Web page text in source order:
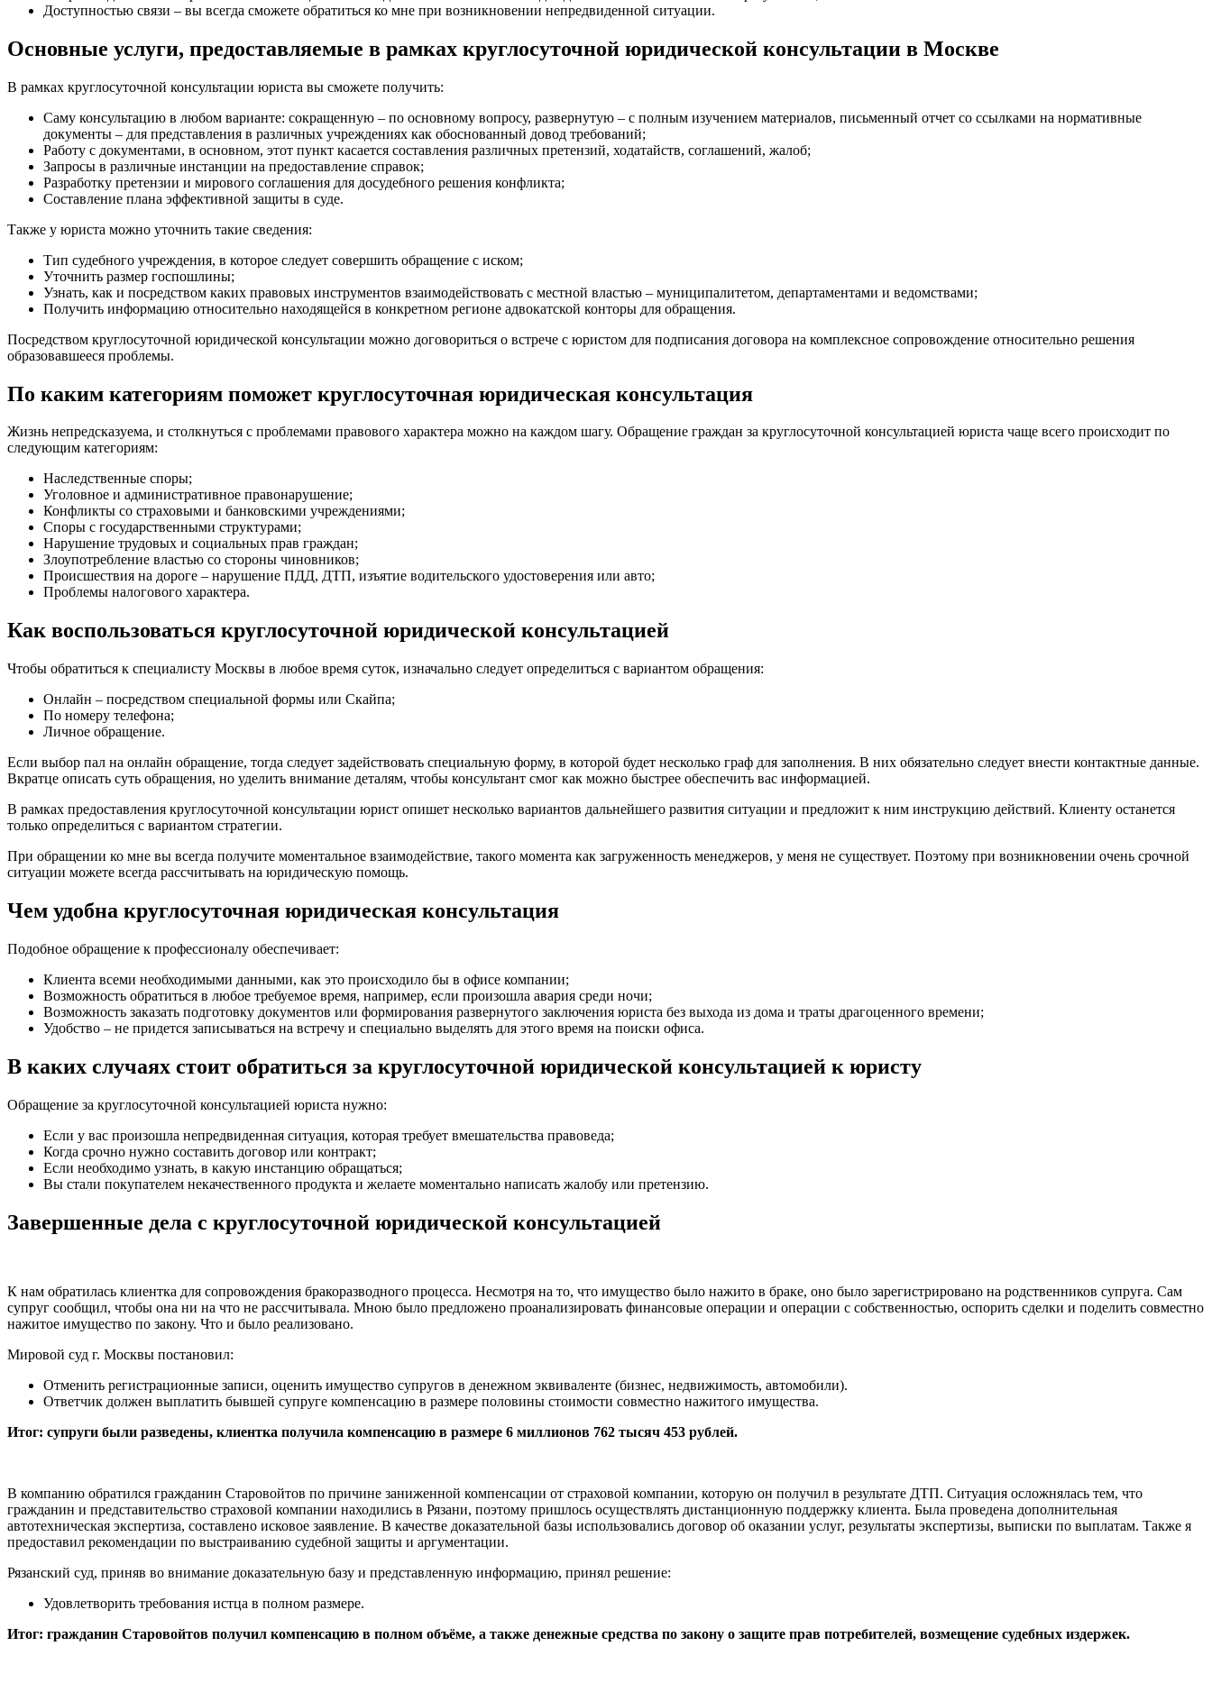
Доступностью связи – вы всегда сможете обратиться ко мне при возникновении непредвиденной ситуации.
Основные услуги, предоставляемые в рамках круглосуточной юридической консультации в Москве
В рамках круглосуточной консультации юриста вы сможете получить:
Саму консультацию в любом варианте: сокращенную – по основному вопросу, развернутую – с полным изучением материалов, письменный отчет со ссылками на нормативные
документы – для представления в различных учреждениях как обоснованный довод требований;
Работу с документами, в основном, этот пункт касается составления различных претензий, ходатайств, соглашений, жалоб;
Запросы в различные инстанции на предоставление справок;
Разработку претензии и мирового соглашения для досудебного решения конфликта;
Составление плана эффективной защиты в суде.
Также у юриста можно уточнить такие сведения:
Тип судебного учреждения, в которое следует совершить обращение с иском;
Уточнить размер госпошлины;
Узнать, как и посредством каких правовых инструментов взаимодействовать с местной властью – муниципалитетом, департаментами и ведомствами;
Получить информацию относительно находящейся в конкретном регионе адвокатской конторы для обращения.
Посредством круглосуточной юридической консультации можно договориться о встрече с юристом для подписания договора на комплексное сопровождение относительно решения
образовавшееся проблемы.
По каким категориям поможет круглосуточная юридическая консультация
Жизнь непредсказуема, и столкнуться с проблемами правового характера можно на каждом шагу. Обращение граждан за круглосуточной консультацией юриста чаще всего происходит по
следующим категориям:
Наследственные споры;
Уголовное и административное правонарушение;
Конфликты со страховыми и банковскими учреждениями;
Споры с государственными структурами;
Нарушение трудовых и социальных прав граждан;
Злоупотребление властью со стороны чиновников;
Происшествия на дороге – нарушение ПДД, ДТП, изъятие водительского удостоверения или авто;
Проблемы налогового характера.
Как воспользоваться круглосуточной юридической консультацией
Чтобы обратиться к специалисту Москвы в любое время суток, изначально следует определиться с вариантом обращения:
Онлайн – посредством специальной формы или Скайпа;
По номеру телефона;
Личное обращение.
Если выбор пал на онлайн обращение, тогда следует задействовать специальную форму, в которой будет несколько граф для заполнения. В них обязательно следует внести контактные данные.
Вкратце описать суть обращения, но уделить внимание деталям, чтобы консультант смог как можно быстрее обеспечить вас информацией.
В рамках предоставления круглосуточной консультации юрист опишет несколько вариантов дальнейшего развития ситуации и предложит к ним инструкцию действий. Клиенту останется
только определиться с вариантом стратегии.
При обращении ко мне вы всегда получите моментальное взаимодействие, такого момента как загруженность менеджеров, у меня не существует. Поэтому при возникновении очень срочной
ситуации можете всегда рассчитывать на юридическую помощь.
Чем удобна круглосуточная юридическая консультация
Подобное обращение к профессионалу обеспечивает:
Клиента всеми необходимыми данными, как это происходило бы в офисе компании;
Возможность обратиться в любое требуемое время, например, если произошла авария среди ночи;
Возможность заказать подготовку документов или формирования развернутого заключения юриста без выхода из дома и траты драгоценного времени;
Удобство – не придется записываться на встречу и специально выделять для этого время на поиски офиса.
В каких случаях стоит обратиться за круглосуточной юридической консультацией к юристу
Обращение за круглосуточной консультацией юриста нужно:
Если у вас произошла непредвиденная ситуация, которая требует вмешательства правоведа;
Когда срочно нужно составить договор или контракт;
Если необходимо узнать, в какую инстанцию обращаться;
Вы стали покупателем некачественного продукта и желаете моментально написать жалобу или претензию.
Завершенные дела с круглосуточной юридической консультацией
К нам обратилась клиентка для сопровождения бракоразводного процесса. Несмотря на то, что имущество было нажито в браке, оно было зарегистрировано на родственников супруга. Сам
супруг сообщил, чтобы она ни на что не рассчитывала. Мною было предложено проанализировать финансовые операции и операции с собственностью, оспорить сделки и поделить совместно
нажитое имущество по закону. Что и было реализовано.
Мировой суд г. Москвы постановил:
Отменить регистрационные записи, оценить имущество супругов в денежном эквиваленте (бизнес, недвижимость, автомобили).
Ответчик должен выплатить бывшей супруге компенсацию в размере половины стоимости совместно нажитого имущества.
Итог: супруги были разведены, клиентка получила компенсацию в размере 6 миллионов 762 тысяч 453 рублей.
В компанию обратился гражданин Старовойтов по причине заниженной компенсации от страховой компании, которую он получил в результате ДТП. Ситуация осложнялась тем, что
гражданин и представительство страховой компании находились в Рязани, поэтому пришлось осуществлять дистанционную поддержку клиента. Была проведена дополнительная
автотехническая экспертиза, составлено исковое заявление. В качестве доказательной базы использовались договор об оказании услуг, результаты экспертизы, выписки по выплатам. Также я
предоставил рекомендации по выстраиванию судебной защиты и аргументации.
Рязанский суд, приняв во внимание доказательную базу и представленную информацию, принял решение:
Удовлетворить требования истца в полном размере.
Итог: гражданин Старовойтов получил компенсацию в полном объёме, а также денежные средства по закону о защите прав потребителей, возмещение судебных издержек.